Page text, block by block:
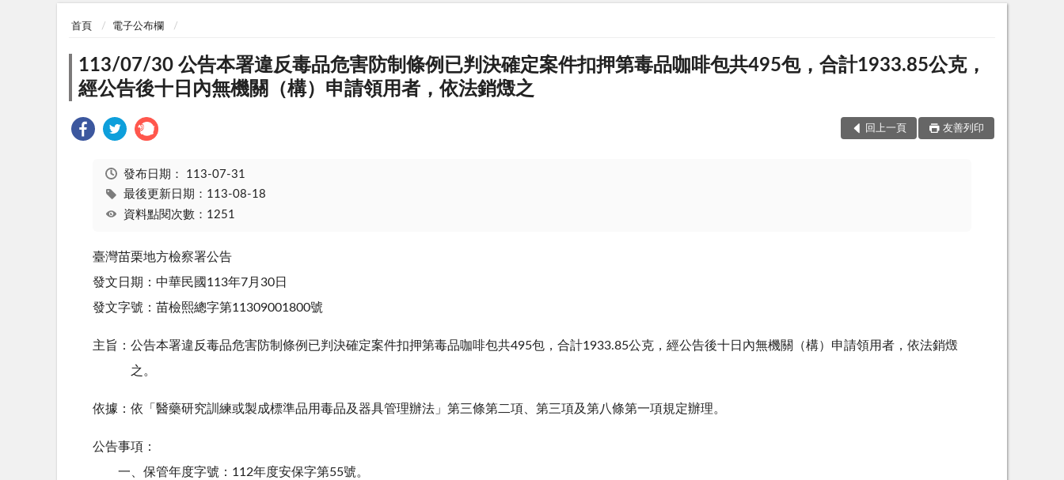
首頁 電子公布欄
113/07/30 公告本署違反毒品危害防制條例已判決確定案件扣押第毒品咖啡包共495包，合計1933.85公克，
經公告後十日內無機關（構）申請領用者，依法銷燬之
回上一頁 友善列印
發布日期： 113-07-31
最後更新日期：113-08-18
資料點閱次數：1251
臺灣苗栗地方檢察署公告
發文日期：中華民國113年7月30日
發文字號：苗檢熙總字第11309001800號
主旨：公告本署違反毒品危害防制條例已判決確定案件扣押第毒品咖啡包共495包，合計1933.85公克，經公告後十日內無機關（構）申請領用者，依法銷燬
之。
依據：依「醫藥研究訓練或製成標準品用毒品及器具管理辦法」第三條第二項、第三項及第八條第一項規定辦理。
公告事項：
一、保管年度字號：112年度安保字第55號。